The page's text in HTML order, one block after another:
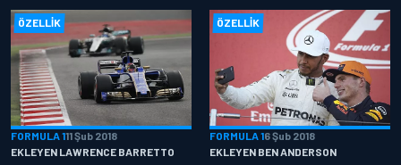
ÖZELLIK
FORMULA 111 Şub 2018
EKLEYEN LAWRENCE BARRETTO
ÖZELLIK
FORMULA 16 Şub 2018
EKLEYEN BEN ANDERSON